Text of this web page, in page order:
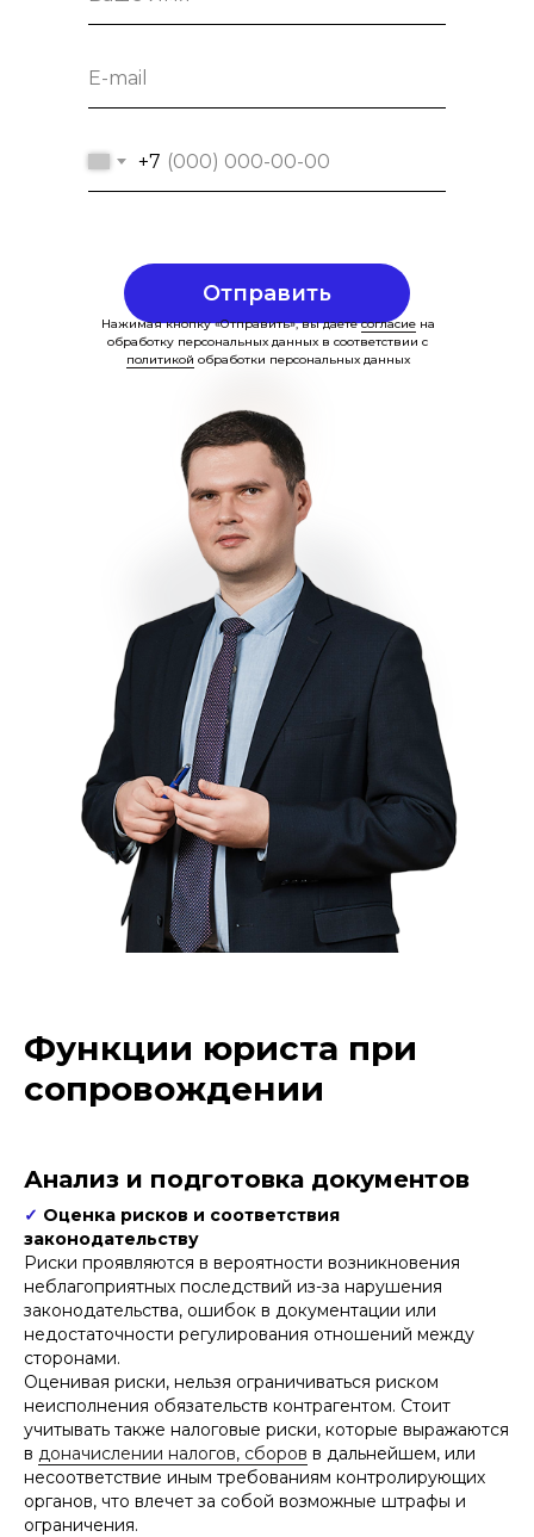
+7
Отправить
Нажимая кнопку «Отправить», вы даетесогласиена
обработку персональных данных в соответствии с
политикой обработки персональных данных
Функции юриста при
сопровождении
Анализ и подготовка документов
✓ Оценка рисков и соответствия
законодательству
Риски проявляются в вероятности возникновения
неблагоприятных последствий из-за нарушения
законодательства, ошибок в документации или
недостаточности регулирования отношений между
сторонами.
Оценивая риски, нельзя ограничиваться риском
неисполнения обязательств контрагентом. Стоит
учитывать также налоговые риски, которые выражаются
в доначислении налогов, сборов в дальнейшем, или
несоответствие иным требованиям контролирующих
органов, что влечет за собой возможные штрафы и
ограничения.